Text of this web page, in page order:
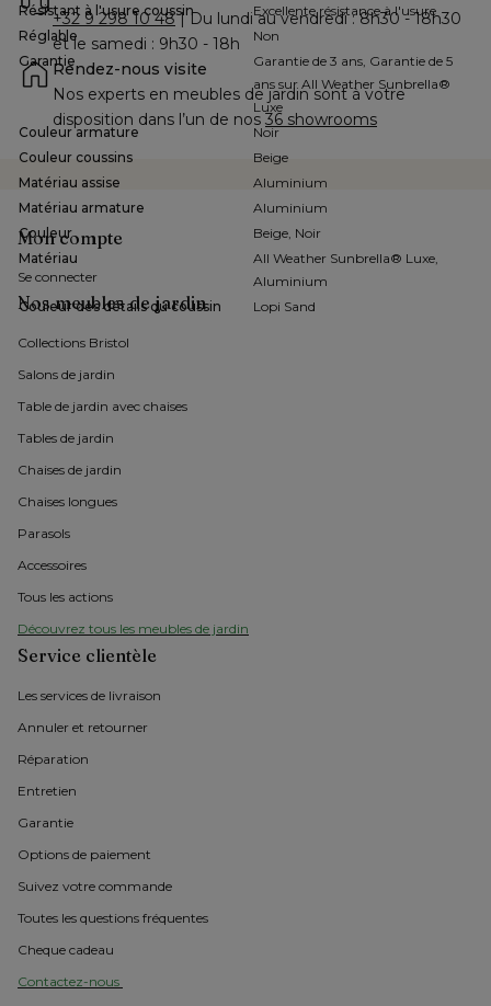
Résistant à l'usure coussin
Excellente résistance à l'usure
Réglable
Non
Garantie
Garantie de 3 ans, Garantie de 5
ans sur All Weather Sunbrella®
Luxe
Couleur armature
Noir
Couleur coussins
Beige
Matériau assise
Aluminium
Matériau armature
Aluminium
Couleur
Beige, Noir
Matériau
All Weather Sunbrella® Luxe,
Aluminium
Couleur des détails du coussin
Lopi Sand
+32 9 298 10 48 | Du lundi au vendredi : 8h30 - 18h30
et le samedi : 9h30 - 18h
Rendez-nous visite
Nos experts en meubles de jardin sont à votre
disposition dans l’un de nos 36 showrooms
Nos meubles de jardin
Collections Bristol
Salons de jardin
Table de jardin avec chaises
Tables de jardin
Chaises de jardin
Chaises longues
Parasols
Accessoires
Tous les actions
Découvrez tous les meubles de jardin
Service clientèle
Les services de livraison
Annuler et retourner
Réparation
Entretien
Garantie
Options de paiement
Suivez votre commande
Toutes les questions fréquentes
Cheque cadeau
Contactez-nous
Mon compte
Se connecter